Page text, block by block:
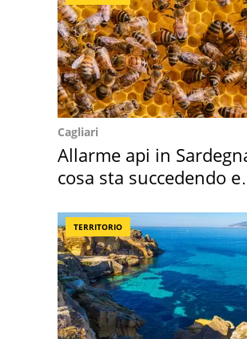
Cagliari
Allarme api in
cosa sta succedendo e
TERRITORIO